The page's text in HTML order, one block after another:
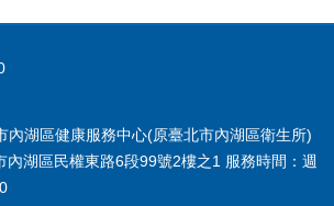
湖區健康服務中心(原臺北市內湖區衛生所)
內湖區民權東路6段99號2樓之1 服務時間：週